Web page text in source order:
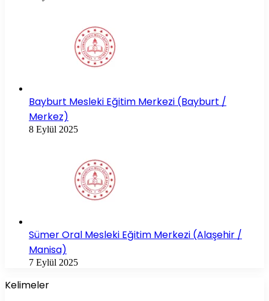
Bayburt Mesleki Eğitim Merkezi (Bayburt /
Merkez)
8 Eylül 2025
Sümer Oral Mesleki Eğitim Merkezi (Alaşehir /
Manisa)
7 Eylül 2025
Kelimeler